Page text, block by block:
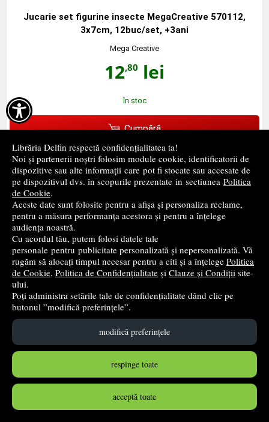

Librăria Delfin respectă confidențialitatea ta!
Noi și partenerii noștri folosim module cookie, identificatorii de
dispozitive sau alte informații care pot fi stocate sau accesate de
pe dispozitivul dvs. în scopurile prezentate in sectiunea Politica
de Cookie.
Aceste date sunt folosite pentru a afișa și personaliza reclame,
pentru a măsura performanța acestora și pentru a înțelege
audiența noastră.
Cu acordul tău, putem folosi datele tale
personale pentru publicitate personalizată și nepersonalizată. Vă
rugăm să alocați timpul necesar pentru a citi și a înțelege Politica
de Cookie, Politica de Confidențialitate și Clauze și Condiții site-
ului.
Poți administra setările tale de confidențialitate dând clic pe
butonul ”modifică preferințele”.
modifică preferințele
respinge toate
acceptă toate
Jucarie set figurine insecte MegaCreative 570112,
3x7cm, 12buc/set, +3ani
Mega Creative
12,80 lei
în stoc
Cumpără
Jucarie set forme diverse fosforescente MegaCreative
573922, 2-8cm, 14-16buc/set, +3ani
9 lei
Cumpără